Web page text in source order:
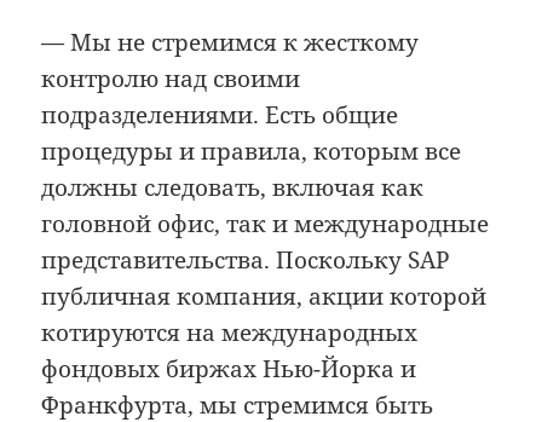
— Мы не стремимся к жесткому
контролю над своими
подразделениями. Есть общие
процедуры и правила, которым все
должны следовать, включая как
головной офис, так и международные
представительства. Поскольку SAP
публичная компания, акции которой
котируются на международных
фондовых биржах Нью-Йорка и
Франкфурта, мы стремимся быть